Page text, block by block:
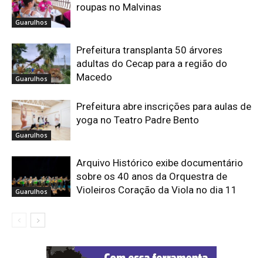
Guarulhos
roupas no Malvinas
Guarulhos
Prefeitura transplanta 50 árvores
adultas do Cecap para a região do
Macedo
Guarulhos
Prefeitura abre inscrições para aulas de
yoga no Teatro Padre Bento
Guarulhos
Arquivo Histórico exibe documentário
sobre os 40 anos da Orquestra de
Violeiros Coração da Viola no dia 11